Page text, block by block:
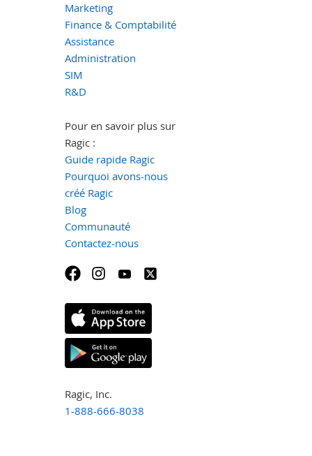
Marketing
Finance & Comptabilité
Assistance
Administration
SIM
R&D
Pour en savoir plus sur
Ragic :
Guide rapide Ragic
Pourquoi avons-nous
créé Ragic
Blog
Communauté
Contactez-nous
Ragic, Inc.
1-888-666-8038